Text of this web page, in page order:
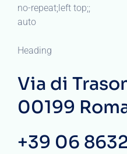
no-repeat;left top;;
auto
Heading
Via di
00199
+39 06